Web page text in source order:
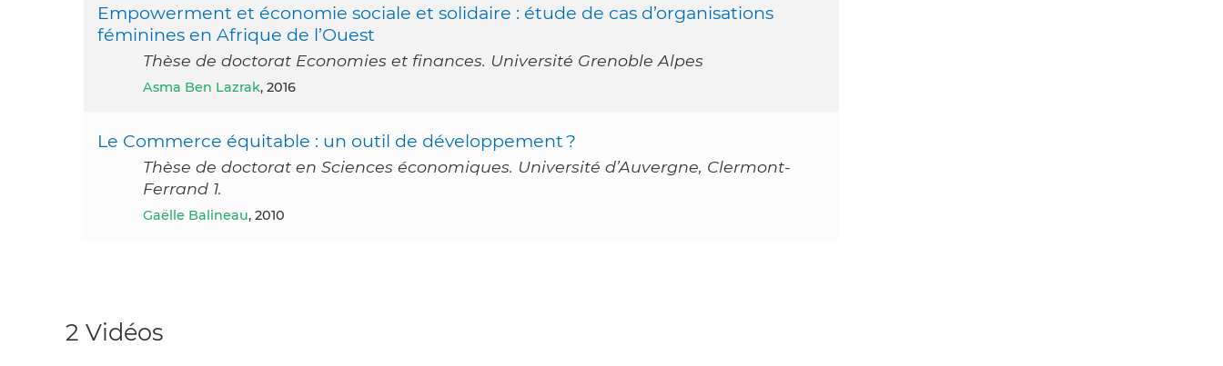
Empowerment et économie sociale et solidaire : étude de cas d’organisations
féminines en Afrique de l’Ouest
Thèse de doctorat Economies et finances. Université Grenoble Alpes
Asma Ben Lazrak, 2016
Le Commerce équitable : un outil de développement ?
Thèse de doctorat en Sciences économiques. Université d’Auvergne, Clermont-
Ferrand 1.
Gaëlle Balineau, 2010
2 Vidéos